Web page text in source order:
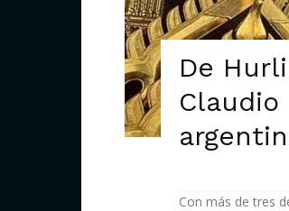
De
Con más de tres